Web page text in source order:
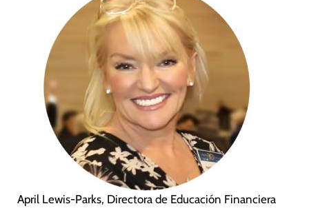
April Lewis-Parks, Directora de Educación Financiera